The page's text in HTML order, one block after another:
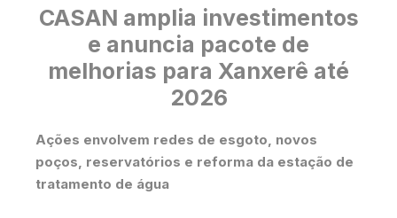
CASAN amplia investimentos
e anuncia pacote de
melhorias para Xanxerê até
2026
Ações envolvem redes de esgoto, novos
poços, reservatórios e reforma da estação de
tratamento de água